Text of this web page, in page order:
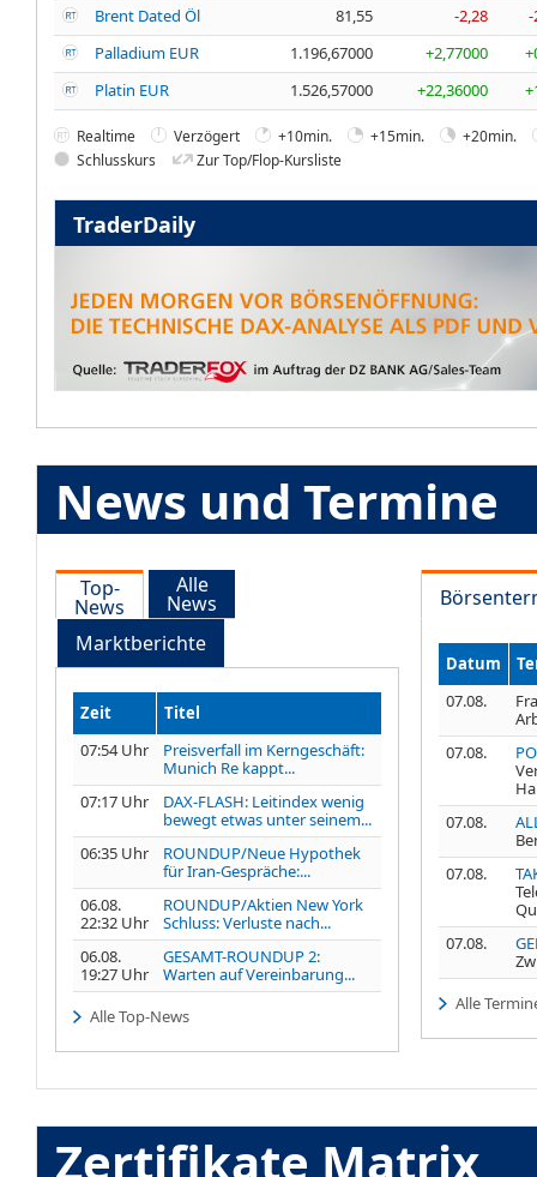
Brent Dated Öl
81,55 -2,28
-
Palladium EUR
1.196,67000 +2,77000
Platin EUR
1.526,57000 +22,36000
Realtime Verzögert +10min. +15min.
+20min.
Schlusskurs
Zur Top/Flop-Kursliste
TraderDaily
News und Termine
Top-
News
Alle
News
Marktberichte
Zeit
Titel
07:54 Uhr
Preisverfall im Kerngeschäft:
Munich Re kappt...
07:17 Uhr
DAX-FLASH: Leitindex wenig
bewegt etwas unter seinem...
06:35 Uhr
ROUNDUP/Neue Hypothek
für Iran-Gespräche:...
06.08.
22:32 Uhr
ROUNDUP/Aktien New York
Schluss: Verluste nach...
06.08.
19:27 Uhr
GESAMT-ROUNDUP 2:
Warten auf Vereinbarung...
Alle Top-News
Datum
07.08.
07.08.
07.08.
07.08.
07.08.
Alle
Zertifikate Matrix